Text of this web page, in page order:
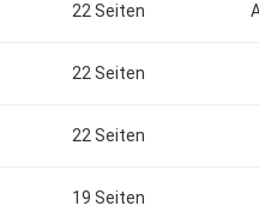
22 Seiten
22 Seiten
22 Seiten
19 Seiten